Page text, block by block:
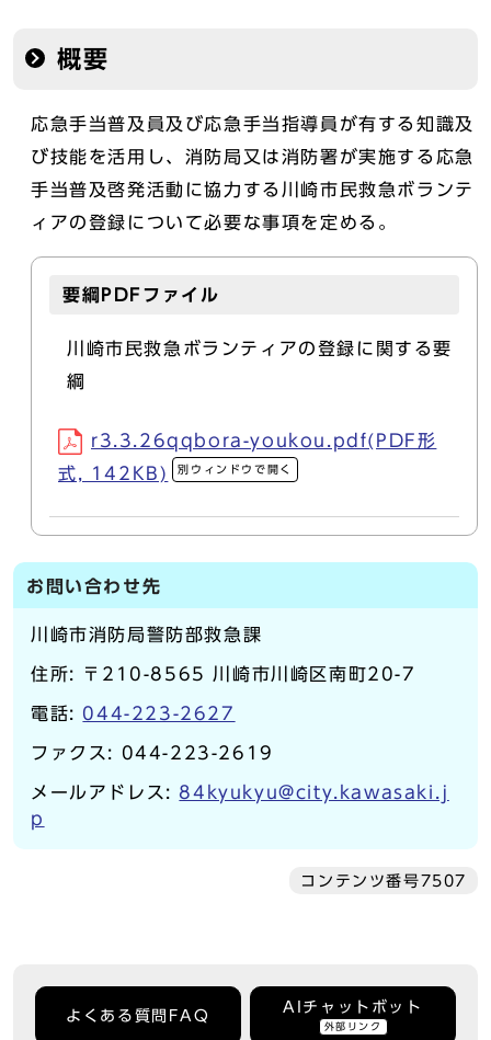
概要
応急手当普及員及び応急手当指導員が有する知識及
び技能を活用し、消防局又は消防署が実施する応急
手当普及啓発活動に協力する川崎市民救急ボランテ
ィアの登録について必要な事項を定める。
要綱PDFファイル
川崎市民救急ボランティアの登録に関する要
綱
r3.3.26qqbora-youkou.pdf(PDF形
式, 142KB)
別ウィンドウで開く
お問い合わせ先
川崎市消防局警防部救急課
住所: 〒210-8565 川崎市川崎区南町20-7
電話: 044-223-2627
ファクス: 044-223-2619
メールアドレス:84kyukyu@city.kawasaki.j
p
コンテンツ番号7507
よくある質問FAQ
AIチャットボット
外部リンク